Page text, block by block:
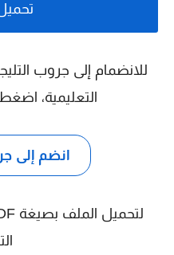
للانضمام إلى جروب
التعليمية،
انضم إلى